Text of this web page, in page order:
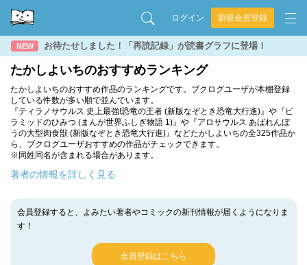
ログイン 新規会員登録
NEW お待たせしました！「再読記録」が読書グラフに登場！
たかしよいちのおすすめランキング
たかしよいちのおすすめ作品のランキングです。ブクログユーザが本棚登録
している件数が多い順で並んでいます。
『ティラノサウルス 史上最強!恐竜の王者 (新版なぞとき恐竜大行進)』や『ピ
ラミッドのひみつ (まんが世界ふしぎ物語 1)』や『アロサウルス あばれんぼ
うの大型肉食獣 (新版なぞとき恐竜大行進)』などたかしよいちの全325作品か
ら、ブクログユーザおすすめの作品がチェックできます。
※同姓同名が含まれる場合があります。
著者の情報を詳しく見る
会員登録すると、よみたい著者やコミックの新刊情報が届くようになりま
す！
会員登録はこちら